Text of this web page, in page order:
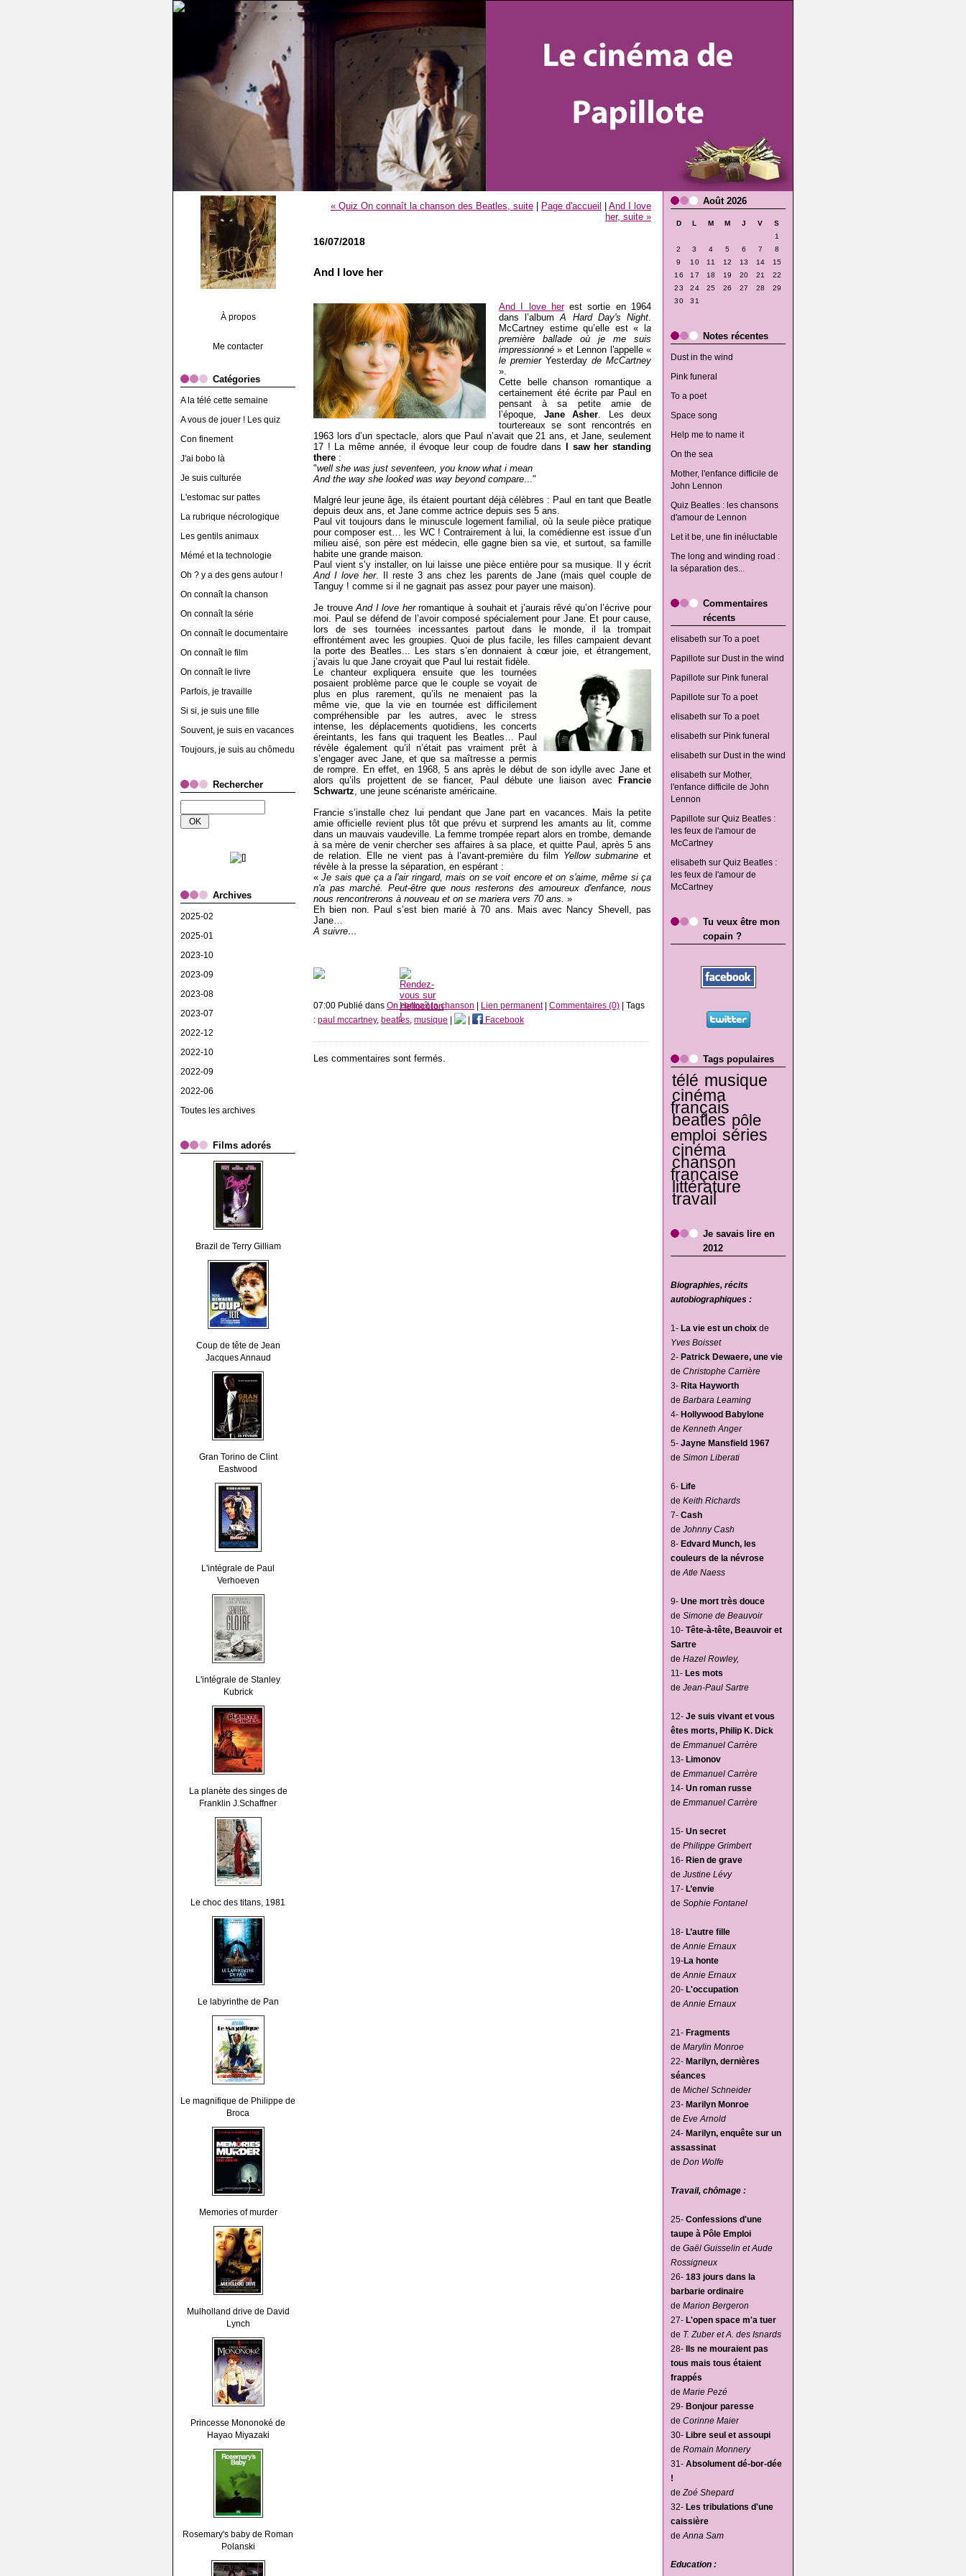
À propos
Me contacter
Catégories
A la télé cette semaine
A vous de jouer ! Les quiz
Con finement
J'ai bobo là
Je suis culturée
L'estomac sur pattes
La rubrique nécrologique
Les gentils animaux
Mémé et la technologie
Oh ? y a des gens autour !
On connaît la chanson
On connaît la série
On connaît le documentaire
On connaît le film
On connaît le livre
Parfois, je travaille
Si si, je suis une fille
Souvent, je suis en vacances
Toujours, je suis au chômedu
Rechercher
Archives
2025-02
2025-01
2023-10
2023-09
2023-08
2023-07
2022-12
2022-10
2022-09
2022-06
Toutes les archives
Films adorés
Brazil de Terry Gilliam
Coup de tête de Jean
Jacques Annaud
Gran Torino de Clint
Eastwood
L'intégrale de Paul
Verhoeven
L'intégrale de Stanley
Kubrick
La planète des singes de
Franklin J.Schaffner
Le choc des titans, 1981
Le labyrinthe de Pan
Le magnifique de Philippe de
Broca
Memories of murder
Mulholland drive de David
Lynch
Princesse Mononoké de
Hayao Miyazaki
Rosemary's baby de Roman
Polanski
Août 2026
D L M M J V
S
1
2
3 4 5 6 7
8
9
10 11 12 13 14
15
16
17 18 19 20 21
22
23
24 25 26 27 28
29
30
31
Notes récentes
Dust in the wind
Pink funeral
To a poet
Space song
Help me to name it
On the sea
Mother, l'enfance difficile de
John Lennon
Quiz Beatles : les chansons
d'amour de Lennon
Let it be, une fin inéluctable
The long and winding road :
la séparation des...
Commentaires
récents
elisabeth sur To a poet
Papillote sur Dust in the wind
Papillote sur Pink funeral
Papillote sur To a poet
elisabeth sur To a poet
elisabeth sur Pink funeral
elisabeth sur Dust in the wind
elisabeth sur Mother,
l'enfance difficile de John
Lennon
Papillote sur Quiz Beatles :
les feux de l'amour de
McCartney
elisabeth sur Quiz Beatles :
les feux de l'amour de
McCartney
Tu veux être mon
copain ?
Tags populaires
télé musique
cinéma
français
beatles pôle
emploi séries
cinéma
chanson
française
littérature
travail
Je savais lire en
2012
Biographies, récits
autobiographiques :
1- La vie est un choix de
Yves Boisset
2- Patrick Dewaere, une vie
de Christophe Carrière
3- Rita Hayworth
de Barbara Leaming
4- Hollywood Babylone
de Kenneth Anger
5- Jayne Mansfield 1967
de Simon Liberati
6- Life
de Keith Richards
7- Cash
de Johnny Cash
8- Edvard Munch, les
couleurs de la névrose
deAtle Naess
9- Une mort très douce
de Simone de Beauvoir
10- Tête-à-tête, Beauvoir et
Sartre
de Hazel Rowley,
11- Les mots
de Jean-Paul Sartre
12- Je suis vivant et vous
êtes morts, Philip K. Dick
de Emmanuel Carrère
13- Limonov
de Emmanuel Carrère
14- Un roman russe
de Emmanuel Carrère
15- Un secret
de Philippe Grimbert
16- Rien de grave
de Justine Lévy
17- L’envie
de Sophie Fontanel
18- L’autre fille
deAnnie Ernaux
19-La honte
deAnnie Ernaux
20- L'occupation
deAnnie Ernaux
21- Fragments
de Marylin Monroe
22- Marilyn, dernières
séances
de Michel Schneider
23- Marilyn Monroe
de Eve Arnold
24- Marilyn, enquête sur un
assassinat
de Don Wolfe
Travail, chômage :
25- Confessions d'une
taupe à Pôle Emploi
de Gaël Guisselin et Aude
Rossigneux
26- 183 jours dans la
barbarie ordinaire
de Marion Bergeron
27- L'open space m'a tuer
de T. Zuber et A. des Isnards
28-
Ils ne mouraient pas
tous mais tous étaient
frappés
de Marie Pezé
29- Bonjour paresse
de Corinne Maier
30- Libre seul et assoupi
de Romain Monnery
31- Absolument dé-bor-dée
!
deZoé Shepard
32- Les tribulations d'une
caissière
deAnna Sam
Education :
« Quiz On connaît la chanson des Beatles, suite Page d'accueil
And I love
her, suite »
16/07/2018
And I love her
And I love herest sortie en 1964
dans l’albumA Hard Day's Night.
McCartney estime qu’elle est « l a
première ballade où je me suis
impressionné » et Lennon l'appelle «
le premierYesterday de McCartney
».
Cette belle chanson romantique a
certainement été écrite par Paul en
pensant à sa petite amie de
l’époque, Jane Asher. Les deux
tourtereaux se sont rencontrés en
1963 lors d’un spectacle, alors que Paul n’avait que 21 ans, et Jane, seulement
17 ! La même année, il évoque leur coup de foudre dans
I saw her standing
there :
"well she was just seventeen, you know what i mean
And the way she looked was way beyond compare..."
Malgré leur jeune âge, ils étaient pourtant déjà célèbres : Paul en tant que Beatle
depuis deux ans, et Jane comme actrice depuis ses 5 ans.
Paul vit toujours dans le minuscule logement familial, où la seule pièce pratique
pour composer est… les WC ! Contrairement à lui, la comédienne est issue d’un
milieu aisé, son père est médecin, elle gagne bien sa vie, et surtout, sa famille
habite une grande maison.
Paul vient s’y installer, on lui laisse une pièce entière pour sa musique. Il y écrit
And I love her. Il reste 3 ans chez les parents de Jane (mais quel couple de
Tanguy ! comme si il ne gagnait pas assez pour payer une maison).
Je trouveAnd I love herromantique à souhait et j’aurais rêvé qu’on l’écrive pour
moi. Paul se défend de l’avoir composé spécialement pour Jane. Et pour cause,
lors de ses tournées incessantes partout dans le monde, il la trompait
effrontément avec les groupies. Quoi de plus facile, les filles campaient devant
la porte des Beatles... Les stars s’en donnaient à cœur joie, et étrangement,
j’avais lu que Jane croyait que Paul lui restait fidèle.
Le chanteur expliquera ensuite que les tournées
posaient problème parce que le couple se voyait de
plus en plus rarement, qu’ils ne menaient pas la
même vie, que la vie en tournée est difficilement
compréhensible par les autres, avec le stress
intense, les déplacements quotidiens, les concerts
éreintants, les fans qui traquent les Beatles… Paul
révèle également qu’il n’était pas vraiment prêt à
s’engager avec Jane, et que sa maîtresse a permis
de rompre. En effet, en 1968, 5 ans après le début de son idylle avec Jane et
alors qu’ils projettent de se fiancer, Paul débute une liaison avec
Francie
Schwartz, une jeune scénariste américaine.
Francie s’installe chez lui pendant que Jane part en vacances. Mais la petite
amie officielle revient plus tôt que prévu et surprend les amants au lit, comme
dans un mauvais vaudeville. La femme trompée repart alors en trombe, demande
à sa mère de venir chercher ses affaires à sa place, et quitte Paul, après 5 ans
de relation. Elle ne vient pas à l’avant-première du film Yellow submarine et
révèle à la presse la séparation, en espérant :
«Je sais que ça a l'air ringard, mais on se voit encore et on s'aime, même si ça
n'a pas marché. Peut-être que nous resterons des amoureux d'enfance, nous
nous rencontrerons à nouveau et on se mariera vers 70 ans. »
Eh bien non. Paul s’est bien marié à 70 ans. Mais avec Nancy Shevell, pas
Jane…
A suivre…
07:00 Publié dans On connaît la chanson Lien permanent| Commentaires (0) | Tags
: paul mccartney, beatles musique Facebook
Les commentaires sont fermés.